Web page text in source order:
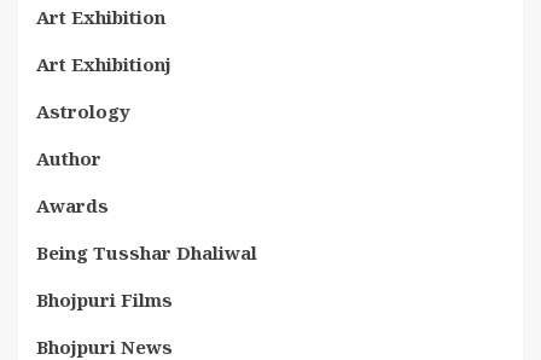
Art Exhibition
Art Exhibitionj
Astrology
Author
Awards
Being Tusshar Dhaliwal
Bhojpuri Films
Bhojpuri News